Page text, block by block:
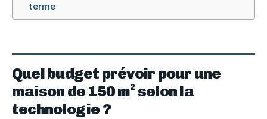
terme
Quel budget prévoir pour une
maison de 150 m² selon la
technologie ?